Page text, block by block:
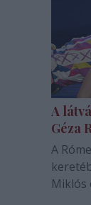
A
Géza
A
Miklós